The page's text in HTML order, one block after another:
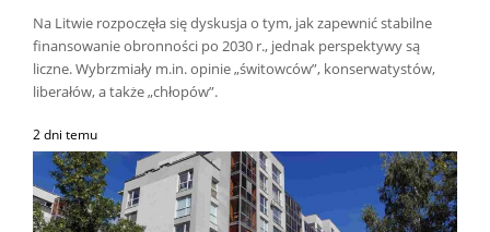
Na Litwie rozpoczęła się dyskusja o tym, jak zapewnić stabilne
finansowanie obronności po 2030 r., jednak perspektywy są
liczne. Wybrzmiały m.in. opinie „świtowców”, konserwatystów,
liberałów, a także „chłopów”.
2 dni temu